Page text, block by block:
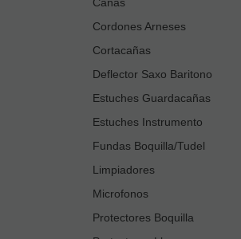
Cordones Arneses
Cortacañas
Deflector Saxo Baritono
Estuches Guardacañas
Estuches Instrumento
Fundas Boquilla/Tudel
Limpiadores
Microfonos
Protectores Boquilla